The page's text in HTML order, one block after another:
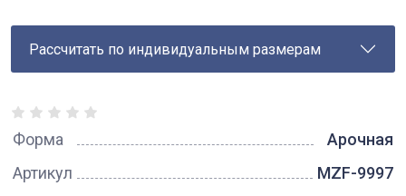
Рассчитать по индивидуальным размерам
Форма
Арочная
Артикул
MZF-9997